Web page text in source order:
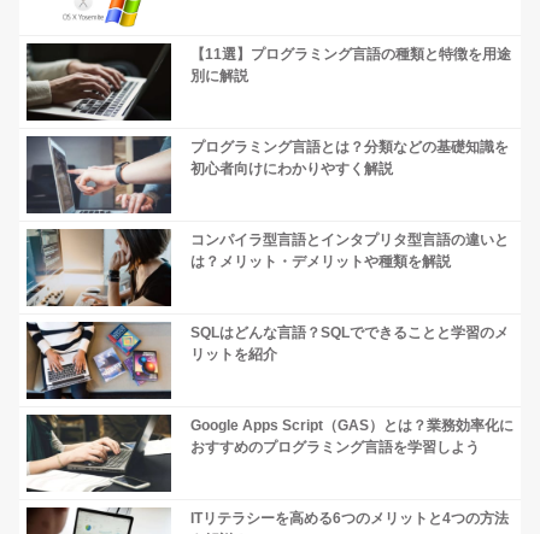
【11選】プログラミング言語の種類と特徴を用途
別に解説
プログラミング言語とは？分類などの基礎知識を
初心者向けにわかりやすく解説
コンパイラ型言語とインタプリタ型言語の違いと
は？メリット・デメリットや種類を解説
SQLはどんな言語？SQLでできることと学習のメ
リットを紹介
Google Apps Script（GAS）とは？業務効率化に
おすすめのプログラミング言語を学習しよう
ITリテラシーを高める6つのメリットと4つの方法